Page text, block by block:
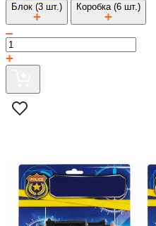
Блок (3 шт.) Коробка (6 шт.)